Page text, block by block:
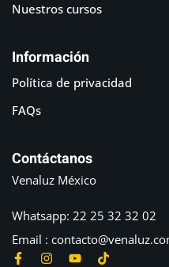
Nuestros cursos
Información
Política de privacidad
FAQs
Contáctanos
Venaluz México
Whatsapp: 22 25 32 32 02
Email :